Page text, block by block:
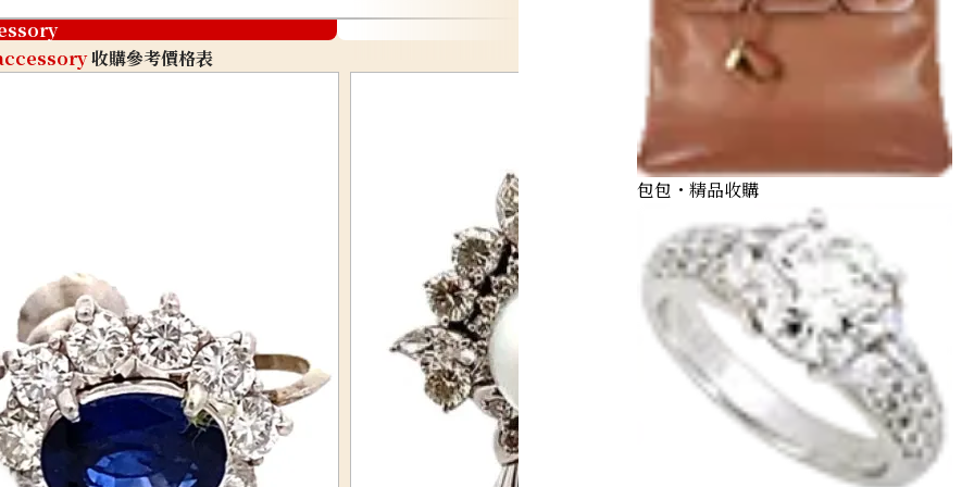
ptpm
收購參考價格表
包包・精品收購